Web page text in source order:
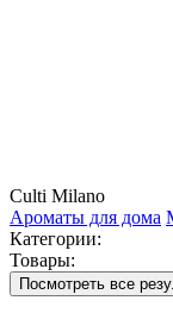
Culti Milano
Ароматы для дома
Категории:
Товары:
Посмотреть все